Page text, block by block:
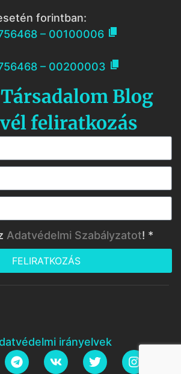
forintban:
– 00100006 
– 00200003 
Blog
feliratkozás
Adatvédelmi Szabályzatot! *
FELIRATKOZÁS
irányelvek